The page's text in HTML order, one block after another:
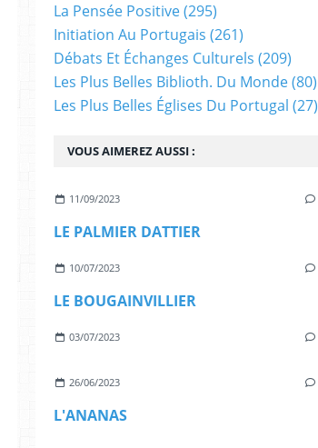
VOUS AIMEREZ AUSSI :
11/09/2023
LE PALMIER DATTIER
10/07/2023
LE BOUGAINVILLIER
03/07/2023
26/06/2023
L'ANANAS
La Pensée Positive(295)
Initiation Au Portugais (261)
Débats Et Échanges Culturels (209)
Les Plus Belles Biblioth. Du Monde(80)
Les Plus Belles Églises Du Portugal (27)